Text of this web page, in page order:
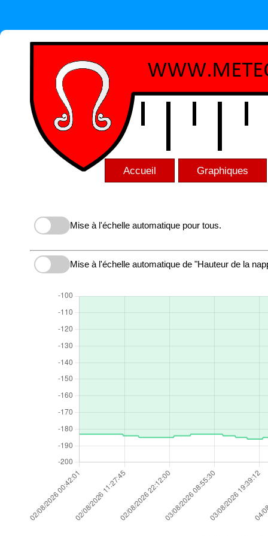
Accueil Graphiques
Mise à l'échelle automatique pour tous.
Mise à l'échelle automatique de "Hauteur de la